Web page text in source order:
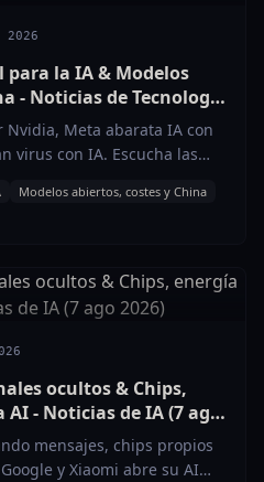
la IA & Modelos
- Noticias de Tecnología
Nvidia, Meta abarata IA con
virus con IA. Escucha las
Modelos abiertos, costes y China
ocultos & Chips,
- Noticias de IA (7 ago
mensajes, chips propios
y Xiaomi abre su AI